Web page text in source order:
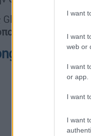
I want
I want
web or
I want
or app.
I want
I want
θυμίζει
γέννησε 44